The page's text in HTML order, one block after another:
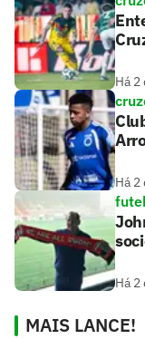
Há 2
Há 2
Há 2
MAIS LANCE!